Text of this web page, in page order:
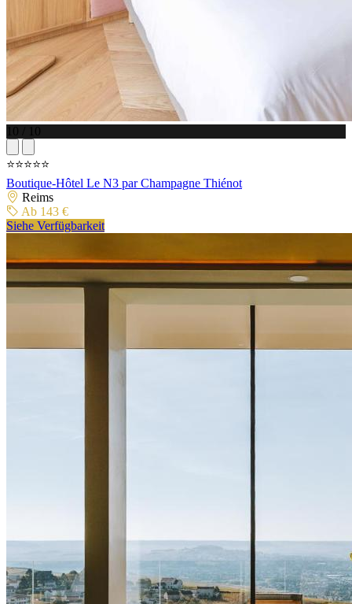
10 / 10
⭐⭐⭐⭐⭐
Boutique-Hôtel Le N3 par Champagne Thiénot
Reims
Ab 143 €
Siehe Verfügbarkeit